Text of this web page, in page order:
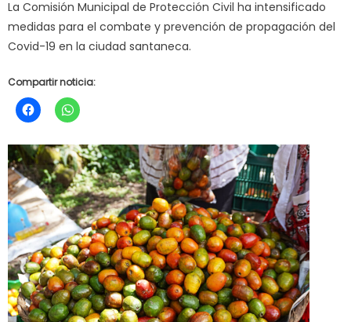
La Comisión Municipal de Protección Civil ha intensificado
medidas para el combate y prevención de propagación del
Covid-19 en la ciudad santaneca.
Compartir noticia: